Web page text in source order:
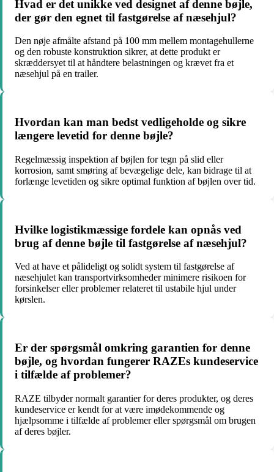
Hvad er det unikke ved designet af denne bøjle,
der gør den egnet til fastgørelse af næsehjul?
Den nøje afmålte afstand på 100 mm mellem montagehullerne
og den robuste konstruktion sikrer, at dette produkt er
skræddersyet til at håndtere belastningen og krævet fra et
næsehjul på en trailer.
Hvordan kan man bedst vedligeholde og sikre
længere levetid for denne bøjle?
Regelmæssig inspektion af bøjlen for tegn på slid eller
korrosion, samt smøring af bevægelige dele, kan bidrage til at
forlænge levetiden og sikre optimal funktion af bøjlen over tid.
Hvilke logistikmæssige fordele kan opnås ved
brug af denne bøjle til fastgørelse af næsehjul?
Ved at have et pålideligt og solidt system til fastgørelse af
næsehjulet kan transportvirksomheder minimere risikoen for
forsinkelser eller problemer relateret til ustabile hjul under
kørslen.
Er der spørgsmål omkring garantien for denne
bøjle, og hvordan fungerer RAZEs kundeservice
i tilfælde af problemer?
RAZE tilbyder normalt garantier for deres produkter, og deres
kundeservice er kendt for at være imødekommende og
hjælpsomme i tilfælde af problemer eller spørgsmål om brugen
af deres bøjler.